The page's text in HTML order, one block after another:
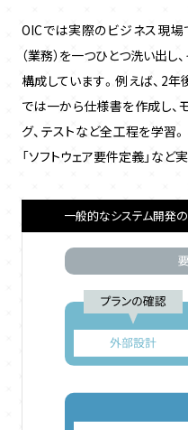
OICでは実際のビジネス現場
（業務）を一つひとつ洗い出し
構成しています。例えば、2年
では一から仕様書を作成し、
グ、テストなど全工程を学習
「ソフトウェア要件定義」など
一般的なシステム開発